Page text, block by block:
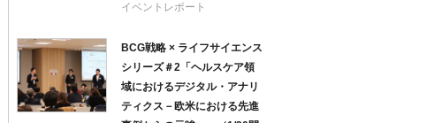
イベントレポート
BCG戦略 × ライフサイエンス
シリーズ＃2「ヘルスケア領
域におけるデジタル・アナリ
ティクス－欧米における先進